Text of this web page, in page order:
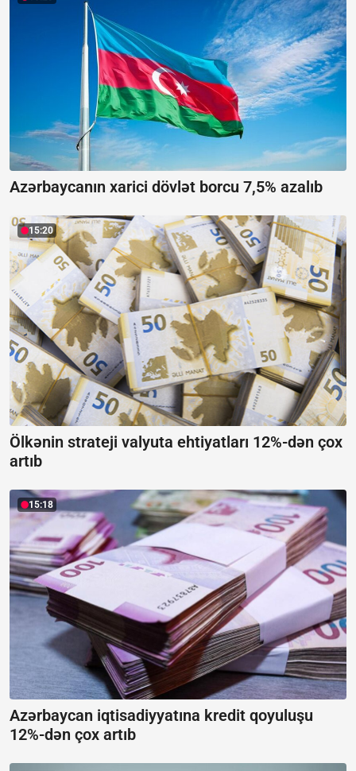
Azərbaycanın xarici dövlət borcu 7,5% azalıb
15:20
Ölkənin strateji valyuta ehtiyatları 12%-dən çox
artıb
15:18
Azərbaycan iqtisadiyyatına kredit qoyuluşu
12%-dən çox artıb